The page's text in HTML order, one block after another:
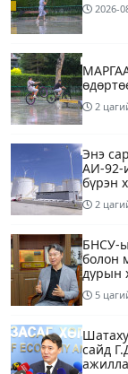
2026-
2
Энэ
АИ-92-
бүрэн
2
БНСУ-
болон
дурын
5
сайд